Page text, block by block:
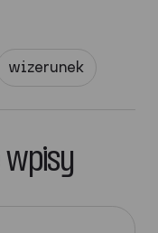
wizerunek
wpisy